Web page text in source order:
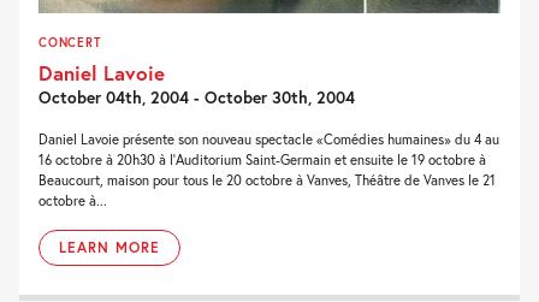
CONCERT
Daniel Lavoie
October 04th, 2004 - October 30th, 2004
Daniel Lavoie présente son nouveau spectacle «Comédies humaines» du 4 au
16 octobre à 20h30 à l'Auditorium Saint-Germain et ensuite le 19 octobre à
Beaucourt, maison pour tous le 20 octobre à Vanves, Théâtre de Vanves le 21
octobre à...
LEARN MORE